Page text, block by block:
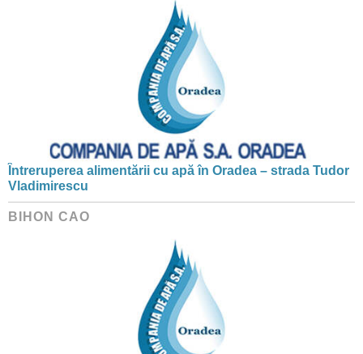
Întreruperea alimentării cu apă în Oradea – strada Tudor
Vladimirescu
BIHON CAO